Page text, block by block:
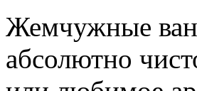
Жемчужные
абсолютно